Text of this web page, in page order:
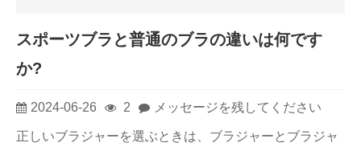
スポーツブラと普通のブラの違いは何です
か?
2024-06-26 2 メッセージを残してください
正しいブラジャーを選ぶときは、ブラジャーとブラジャ